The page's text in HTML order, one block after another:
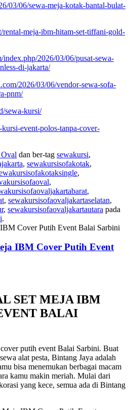
03/06/sewa-meja-kotak-bantal-bulat-
meja-ibm-hitam-set-tiffani-gold-
index.php/2026/03/06/pusat-sewa-
di-jakarta/
2026/03/06/vendor-sewa-sofa-
pnm/
sewa-kursi/
event-polos-tanpa-cover-
dan ber-tag sewakursi,
, sewakursisofakotak,
,
,
,
, sewakursisofaovaljakartaselatan,
, sewakursisofaovaljakartautara pada
.
IBM Cover Putih Event
SET MEJA IBM
BALAI
putih event Balai Sarbini. Buat
alat pesta, Bintang Jaya adalah
bisa menemukan berbagai macam
kamu makin meriah. Mulai dari
yang kece, semua ada di Bintang